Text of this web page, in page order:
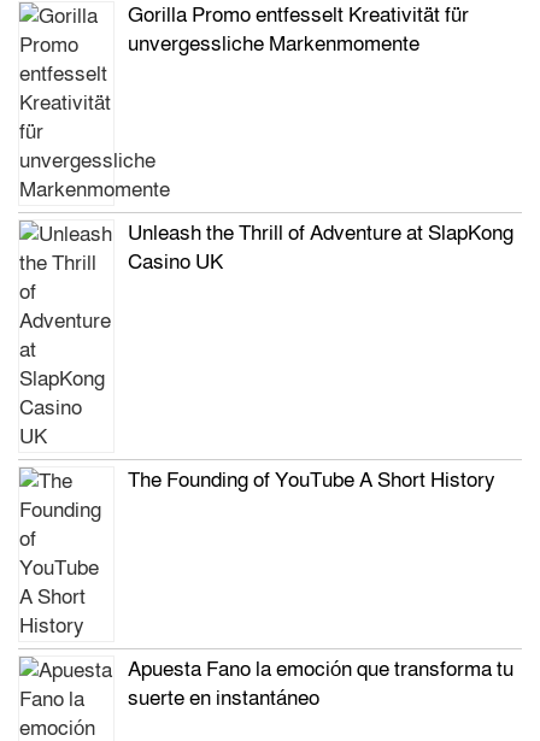
Gorilla Promo entfesselt Kreativität für
unvergessliche Markenmomente
Unleash the Thrill of Adventure at SlapKong
Casino UK
The Founding of YouTube A Short History
Apuesta Fano la emoción que transforma tu
suerte en instantáneo